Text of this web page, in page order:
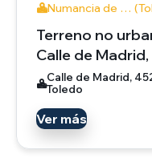
Numancia de …
Terreno no
Calle de
Calle de Madrid,
Toledo
Ver más